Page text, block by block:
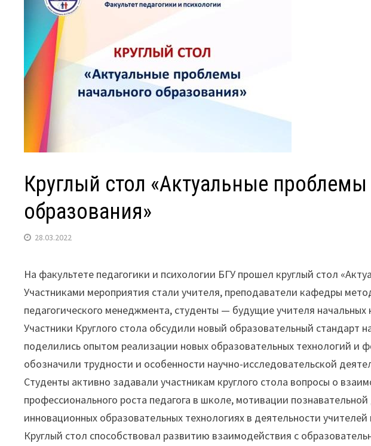
Круглый стол «Актуальные
образования»
28.03.2022
На факультете педагогики и психологии БГУ прошел круглый стол
Участниками мероприятия стали учителя, преподаватели кафедры
педагогического менеджмента, студенты — будущие учителя начальных
Участники Круглого стола обсудили новый образовательный стандарт
поделились опытом реализации новых образовательных технологий и
обозначили трудности и особенности научно-исследовательской
Студенты активно задавали участникам круглого стола вопросы о
профессионального роста педагога в школе, мотивации
инновационных образовательных технологиях в деятельности учителей
Круглый стол способствовал развитию взаимодействия с